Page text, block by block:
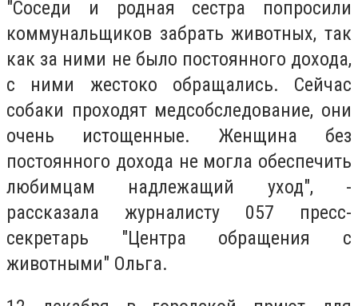
"Соседи и родная сестра попросили
коммунальщиков забрать животных, так
как за ними не было постоянного дохода,
с ними жестоко обращались. Сейчас
собаки проходят медсобследование, они
очень истощенные. Женщина без
постоянного дохода не могла обеспечить
любимцам надлежащий уход", -
рассказала журналисту 057 пресс-
секретарь "Центра обращения с
животными" Ольга.